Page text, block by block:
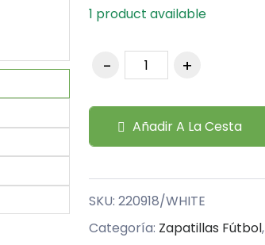
1 product available
Añadir A La Cesta
SKU: 220918/WHITE
Categoría: Zapatillas Fútbol,